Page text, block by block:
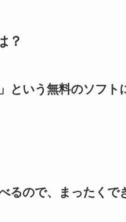
？
という無料のソフト
るので、まったくで